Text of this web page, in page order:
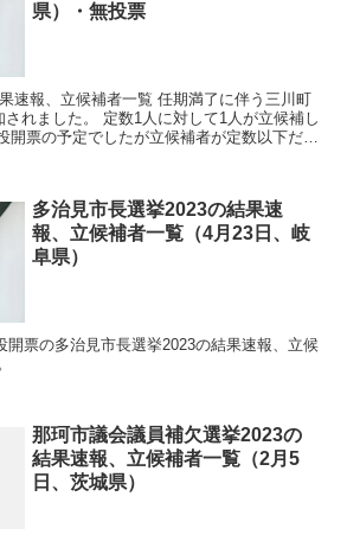
県）・無投票
速報、立候補者一覧 任期満了に伴う三川町
れました。 定数1人に対して1人が立候補し
開票の予定でしたが立候補者が定数以下だっ
多治見市長選挙2023の結果速
報、立候補者一覧（4月23日、岐
阜県）
開票の多治見市長選挙2023の結果速報、立候
那珂市議会議員補欠選挙2023の
結果速報、立候補者一覧（2月5
日、茨城県）